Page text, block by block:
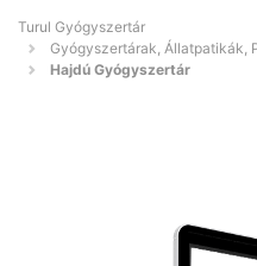
Turul Gyógyszertár
Gyógyszertárak, Állatpatikák,
Hajdú Gyógyszertár